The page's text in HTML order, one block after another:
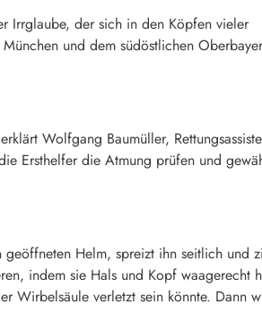
Irrglaube, der sich in den Köpfen vieler
und dem südöstlichen
Wolfgang Baumüller,
Ersthelfer die Atmung prüfen und
Helm, spreizt ihn seitlich und
indem sie Hals und Kopf waagerecht
Wirbelsäule verletzt sein könnte. Dann